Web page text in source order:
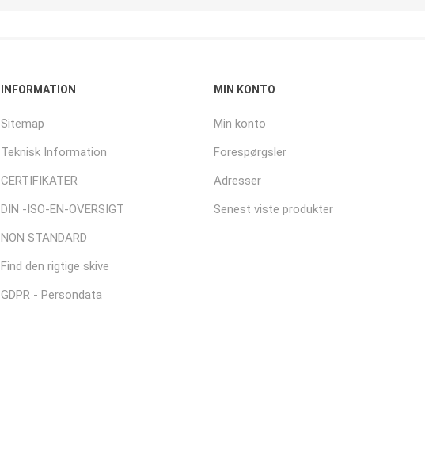
INFORMATION
Sitemap
Teknisk Information
CERTIFIKATER
DIN -ISO-EN-OVERSIGT
NON STANDARD
Find den rigtige skive
GDPR - Persondata
MIN KONTO
Min konto
Forespørgsler
Adresser
Senest viste produkter